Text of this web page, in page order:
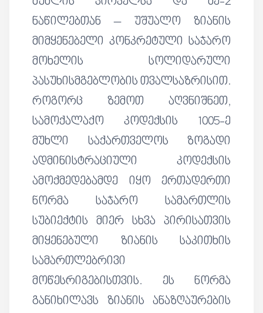
ნაწილებთან – უშუალო ზიანის
მიმყენებელი კონკრეტული საჯარო
მოხელის სოლიდარული
პასუხისმგებლობის თვალსაზრისით.
როგორც ზემოთ აღვნიშნეთ,
სამოქალაქო კოდექსის 1005-ე
მუხლი საქართველოს ზოგადი
ადმინისტრაციული კოდექსის
ამოქმედებამდე იყო ერთადერთი
ნორმა საჯარო სამართლის
სუბიექტის მიერ სხვა პირისათვის
მიყენებული ზიანის საკითხის
სამართლებრივი
მოწესრიგებისთვის. ეს ნორმა
განიხილავს ზიანის ანაზღაურების